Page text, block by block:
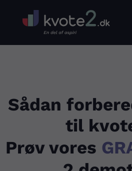
Sådan
til
Prøv vores